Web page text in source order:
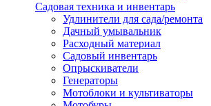
Садовая техника и инвентарь
Удлинители для сада/ремонта
Дачный умывальник
Расходный материал
Садовый инвентарь
Опрыскиватели
Генераторы
Мотоблоки и культиваторы